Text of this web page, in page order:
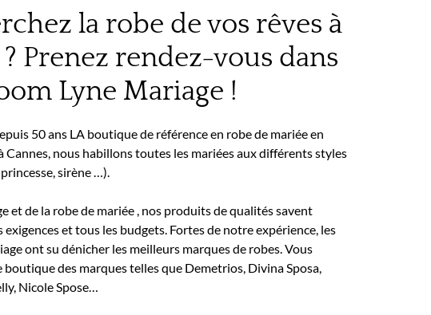
la robe de vos rêves à
Prenez rendez-vous dans
Lyne Mariage !
50 ans LA boutique de référence en robe de mariée en
Cannes, nous habillons toutes les mariées aux différents styles
sirène …).
et de la robe de mariée , nos produits de qualités savent
et tous les budgets. Fortes de notre expérience, les
ont su dénicher les meilleurs marques de robes. Vous
des marques telles que Demetrios, Divina Sposa,
Nicole Spose…